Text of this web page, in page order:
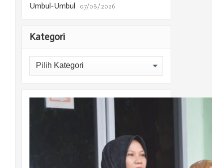
Umbul-Umbul
07/08/2026
Kategori
Kategori